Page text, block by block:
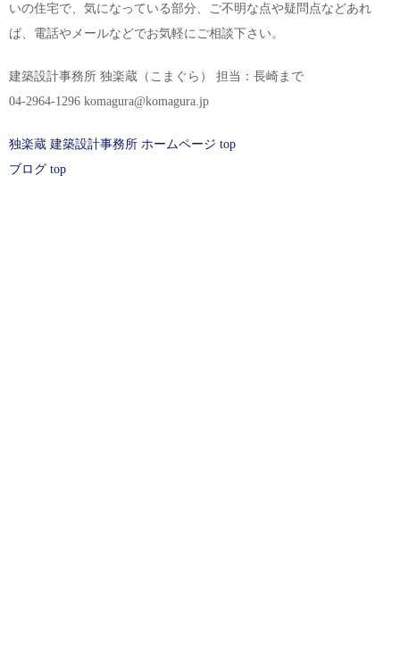
いの住宅で、気になっている部分、ご不明な点や疑問点などあれ
ば、電話やメールなどでお気軽にご相談下さい。
建築設計事務所 独楽蔵（こまぐら） 担当：長崎まで
04-2964-1296 komagura@komagura.jp
独楽蔵 建築設計事務所 ホームページ top
ブログ top